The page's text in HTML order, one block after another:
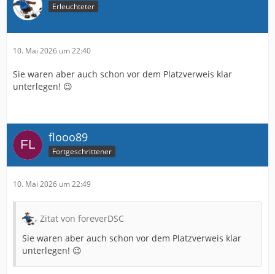
Erleuchteter
10. Mai 2026 um 22:40
Sie waren aber auch schon vor dem Platzverweis klar
unterlegen! 😉
flooo89
Fortgeschrittener
10. Mai 2026 um 22:49
Zitat von foreverDSC
Sie waren aber auch schon vor dem Platzverweis klar
unterlegen! 😉